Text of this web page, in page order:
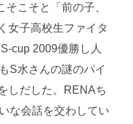
こそと「前の子、
女子高校生ファイタ
cup 2009優勝し人
S水さんの謎のパイ
しだした。RENAち
な会話を交わしてい